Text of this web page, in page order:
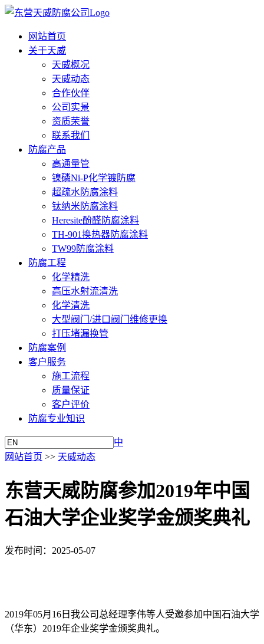
网站首页
关于天威
天威概况
天威动态
合作伙伴
公司实景
资质荣誉
联系我们
防腐产品
高通量管
镍磷Ni-P化学镀防腐
超疏水防腐涂料
钛纳米防腐涂料
Heresite酚醛防腐涂料
TH-901换热器防腐涂料
TW99防腐涂料
防腐工程
化学精洗
高压水射流清洗
化学清洗
大型阀门/进口阀门维修更换
打压堵漏换管
防腐案例
客户服务
施工流程
质量保证
客户评价
防腐专业知识
中
网站首页 >> 天威动态
东营天威防腐参加2019年中国
石油大学企业奖学金颁奖典礼
发布时间：2025-05-07
2019年05月16日我公司总经理李伟等人受邀参加中国石油大学
（华东）2019年企业奖学金颁奖典礼。